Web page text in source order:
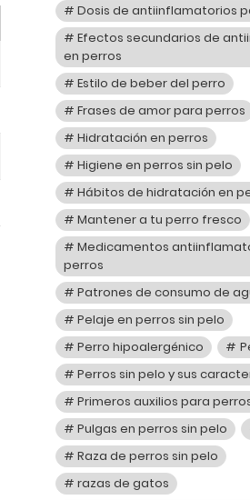
Dosis de antiinflamatorios
Efectos secundarios de
en perros
Estilo de beber del perro
Frases de amor para perros
Hidratación en perros
Higiene en perros sin pelo
Hábitos de hidratación en
Mantener a tu perro fresco
Medicamentos
perros
Patrones de consumo de
Pelaje en perros sin pelo
Perro hipoalergénico
Perros sin pelo y sus
Primeros auxilios para
Pulgas en perros sin pelo
Raza de perros sin pelo
razas de gatos